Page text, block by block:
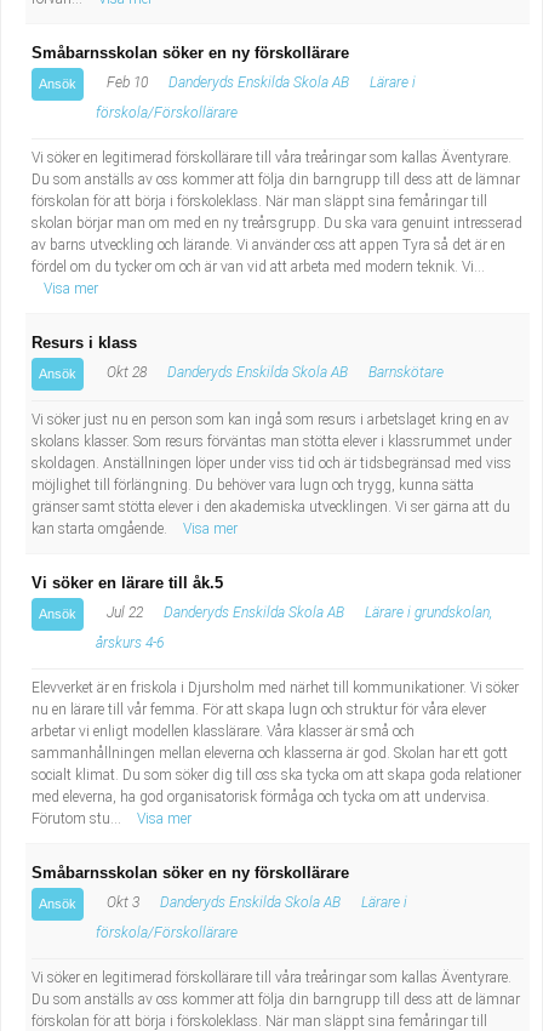
Småbarnsskolan söker en ny förskollärare
Ansök Feb 10 Danderyds Enskilda Skola AB
Lärare i
förskola/Förskollärare
Vi söker en legitimerad förskollärare till våra treåringar som kallas Äventyrare.
Du som anställs av oss kommer att följa din barngrupp till dess att de lämnar
förskolan för att börja i förskoleklass. När man släppt sina femåringar till
skolan börjar man om med en ny treårsgrupp. Du ska vara genuint intresserad
av barns utveckling och lärande. Vi använder oss att appen Tyra så det är en
fördel om du tycker om och är van vid att arbeta med modern teknik. Vi...
Visa mer
Resurs i klass
Ansök Okt 28 Danderyds Enskilda Skola AB Barnskötare
Vi söker just nu en person som kan ingå som resurs i arbetslaget kring en av
skolans klasser. Som resurs förväntas man stötta elever i klassrummet under
skoldagen. Anställningen löper under viss tid och är tidsbegränsad med viss
möjlighet till förlängning. Du behöver vara lugn och trygg, kunna sätta
gränser samt stötta elever i den akademiska utvecklingen. Vi ser gärna att du
kan starta omgående.
Visa mer
Vi söker en lärare till åk.5
Ansök Jul 22 Danderyds Enskilda Skola AB
Lärare i grundskolan,
årskurs 4-6
Elevverket är en friskola i Djursholm med närhet till kommunikationer. Vi söker
nu en lärare till vår femma. För att skapa lugn och struktur för våra elever
arbetar vi enligt modellen klasslärare. Våra klasser är små och
sammanhållningen mellan eleverna och klasserna är god. Skolan har ett gott
socialt klimat. Du som söker dig till oss ska tycka om att skapa goda relationer
med eleverna, ha god organisatorisk förmåga och tycka om att undervisa.
Förutom stu...
Visa mer
Småbarnsskolan söker en ny förskollärare
Ansök Okt 3 Danderyds Enskilda Skola AB
Lärare i
förskola/Förskollärare
Vi söker en legitimerad förskollärare till våra treåringar som kallas Äventyrare.
Du som anställs av oss kommer att följa din barngrupp till dess att de lämnar
förskolan för att börja i förskoleklass. När man släppt sina femåringar till